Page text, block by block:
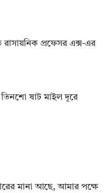
রাসায়নিক প্রফেসর এক্স-এর
ষাট মাইল দূরে
মানা আছে, আমার পক্ষে